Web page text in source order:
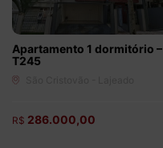
Apartamento 1 dormitório –
T245
R$ 286.000,00